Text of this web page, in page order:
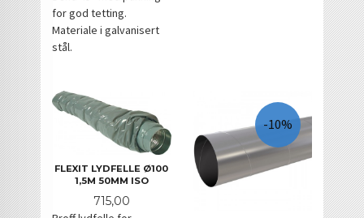
for god tetting.
Materiale i galvanisert
stål.
FLEXIT LYDFELLE Ø100
1,5M 50MM ISO
Pris
715,00
-10%